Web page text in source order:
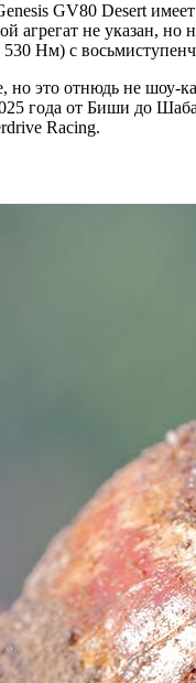
GV80 Desert
не указан, но
Нм) с
но это отнюдь не
года от Биши до
Racing.